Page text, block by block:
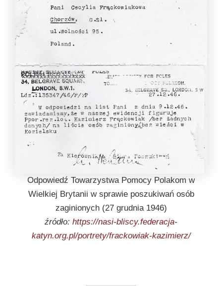
Odpowiedź Towarzystwa Pomocy Polakom w
Wielkiej Brytanii w sprawie poszukiwań osób
zaginionych (27 grudnia 1946)
źródło: https://nasi-bliscy.federacja-
katyn.org.pl/portrety/frackowiak-kazimierz/